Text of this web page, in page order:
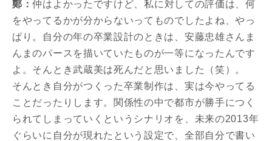
鄭：仲はよかったですけど、私に対しての評価は、何
をやってるかが分からないってものでしたよね、やっ
ぱり。自分の年の卒業設計のときは、安藤忠雄さんま
んまのパースを描いていたものが一等になったんです
よ。そんとき武蔵美は死んだと思いました（笑）。
そんとき自分がつくった卒業制作は、実は今やってる
ことだったりします。関係性の中で都市が勝手につく
られてしまっていくというシナリオを、未来の2013年
ぐらいに自分が現れたという設定で、全部自分で書い